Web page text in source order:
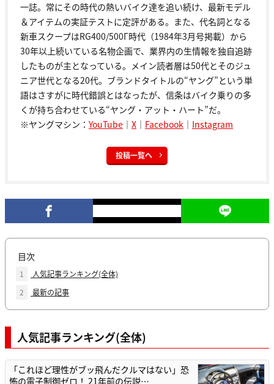
一誌。常にその時代の熱いバイク達を追い続け、最新モデル
＆アイテムの実証テストに定評がある。また、代名詞となる
新車スクープはRG400/500Γ時代（1984年3月号掲載）から
30年以上続いている名物企画で、業界内の生情報を独自追跡
したものが主となっている。メイン読者層は50代とそのジュ
ニア世代となる20代。ブランドタイトルの“ヤング”という単
語はさすがに時代錯誤とはなったが、信条はバイク乗りの多
くが持ち合わせている“ヤング・アット・ハート”だ。
※ヤングマシン： YouTube ｜ X ｜ Facebook ｜ Instagram
投稿一覧へ
目次
1
人気記事ランキング(全体)
2
最新の記事
人気記事ランキング(全体)
「これほど理性がブッ飛んだクルマはない」恐
怖の電子制御ゼロ！ 21年前の伝説…